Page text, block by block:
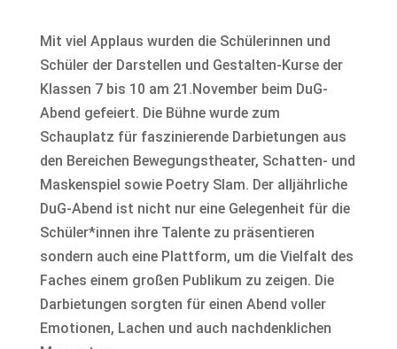
Mit viel Applaus wurden die Schülerinnen und
Schüler der Darstellen und Gestalten-Kurse der
Klassen 7 bis 10 am 21.November beim DuG-
Abend gefeiert. Die Bühne wurde zum
Schauplatz für faszinierende Darbietungen aus
den Bereichen Bewegungstheater, Schatten- und
Maskenspiel sowie Poetry Slam. Der alljährliche
DuG-Abend ist nicht nur eine Gelegenheit für die
Schüler*innen ihre Talente zu präsentieren
sondern auch eine Plattform, um die Vielfalt des
Faches einem großen Publikum zu zeigen. Die
Darbietungen sorgten für einen Abend voller
Emotionen, Lachen und auch nachdenklichen